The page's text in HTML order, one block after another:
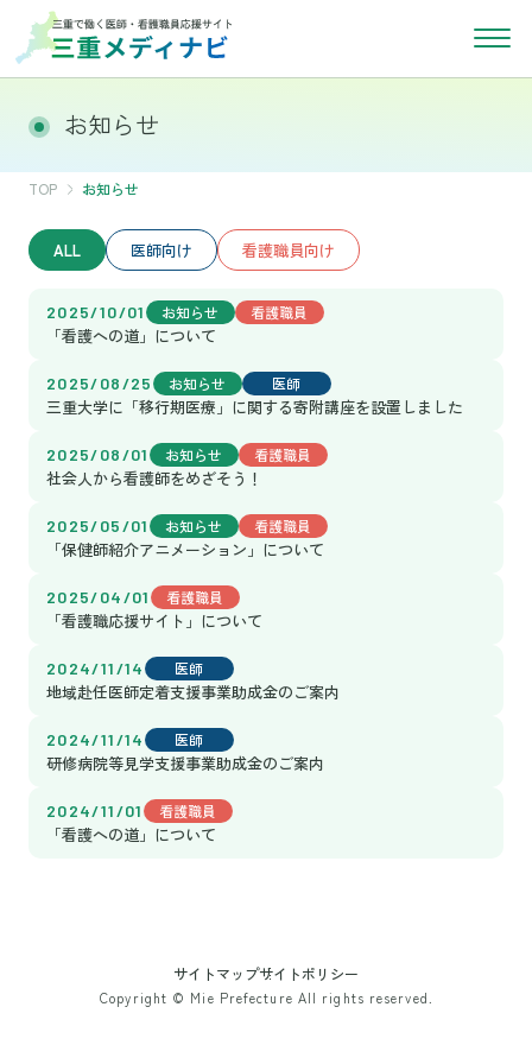
お知らせ
TOP お知らせ
ALL 医師向け 看護職員向け
2025/10/01 お知らせ 看護職員
「看護への道」について
2025/08/25 お知らせ 医師
三重大学に「移行期医療」に関する寄附講座を設置しました
2025/08/01 お知らせ 看護職員
社会人から看護師をめざそう！
2025/05/01 お知らせ 看護職員
「保健師紹介アニメーション」について
2025/04/01 看護職員
「看護職応援サイト」について
2024/11/14 医師
地域赴任医師定着支援事業助成金のご案内
2024/11/14 医師
研修病院等見学支援事業助成金のご案内
2024/11/01 看護職員
「看護への道」について
サイトマップサイトポリシー
Copyright © Mie Prefecture All rights reserved.